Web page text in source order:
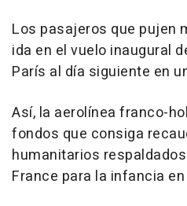
Los pasajeros que pujen
ida en el vuelo inaugural
París al día siguiente en
Así, la aerolínea franco-
fondos que consiga
humanitarios
France para la infancia